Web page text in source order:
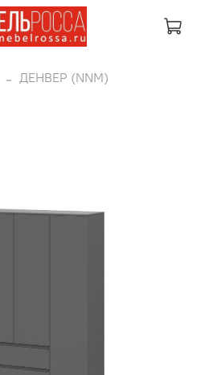
ДЕНВЕР (NNM)